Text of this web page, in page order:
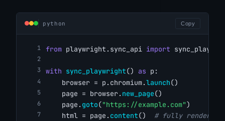
python Copy
from playwright.sync_api import
with sync_playwright() as p:
    browser = p.chromium.
launch()
    page = browser.
new_page()
    page.
goto("https://example.com")
    html = page.
content() # fully rendered